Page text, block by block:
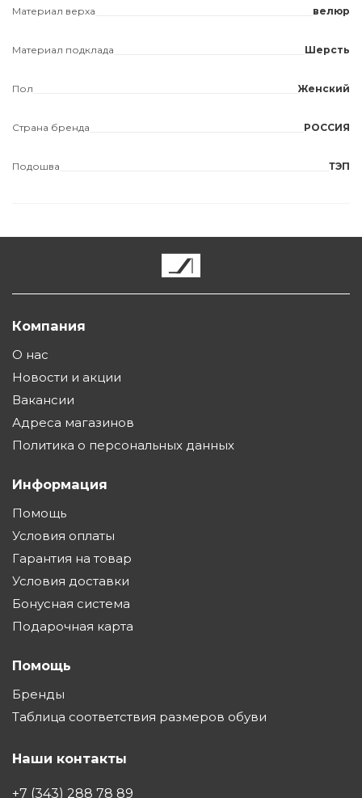
Материал верха велюр
Материал подклада Шерсть
Пол Женский
Страна бренда РОССИЯ
Подошва ТЭП
Компания
О нас
Новости и акции
Вакансии
Адреса магазинов
Политика о персональных данных
Информация
Помощь
Условия оплаты
Гарантия на товар
Условия доставки
Бонусная система
Подарочная карта
Помощь
Бренды
Таблица соответствия размеров обуви
Наши контакты
+7 (343) 288 78 89